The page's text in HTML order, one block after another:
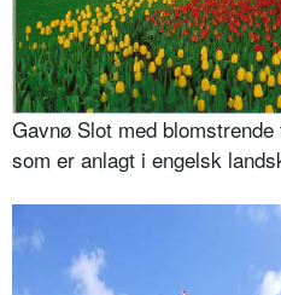
Gavnø Slot med
som er anlagt i engelsk